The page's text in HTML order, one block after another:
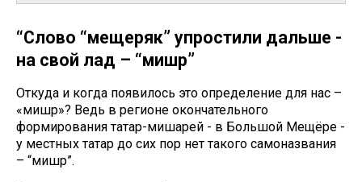
“Слово “мещеряк” упростили дальше -
на свой лад – “мишәр”
Откуда и когда появилось это определение для нас –
«мишәр»? Ведь в регионе окончательного
формирования татар-мишарей - в Большой Мещёре -
у местных татар до сих пор нет такого самоназвания
– “мишәр”.